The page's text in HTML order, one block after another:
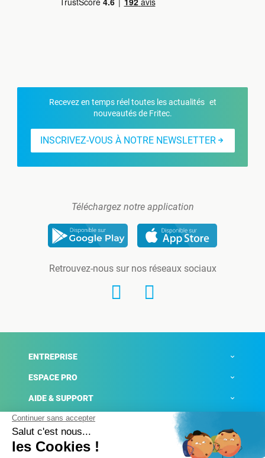
Recevez en temps réel toutes les actualités et
nouveautés de Fritec.
INSCRIVEZ-VOUS À NOTRE NEWSLETTER
Téléchargez notre application
Retrouvez-nous sur nos réseaux sociaux
ENTREPRISE
ESPACE PRO
AIDE & SUPPORT
ACTUALITÉS